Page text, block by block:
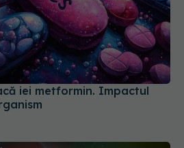
iei metformin. Impactul